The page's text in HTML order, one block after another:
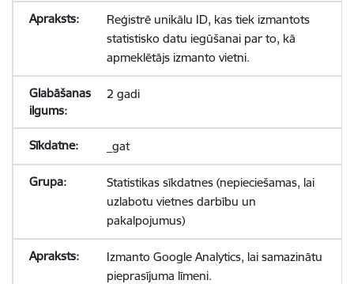
Reģistrē unikālu ID, kas tiek izmantots
statistisko datu iegūšanai par to, kā
apmeklētājs izmanto vietni.
2 gadi
_gat
Statistikas sīkdatnes (nepieciešamas, lai
uzlabotu vietnes darbību un
pakalpojumus)
Izmanto Google Analytics, lai samazinātu
pieprasījuma līmeni.